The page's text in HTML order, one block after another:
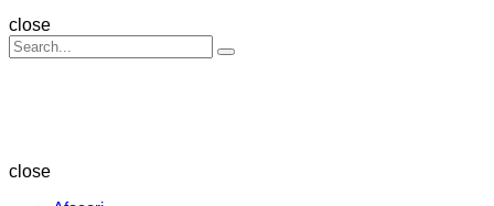
Search
close
Search
for:
Search
close